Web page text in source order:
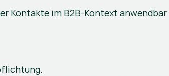
Kontakte im B2B-Kontext